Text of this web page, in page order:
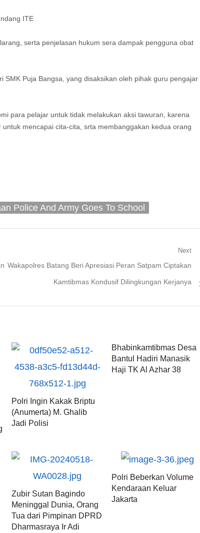
ITE
serta penjelasan hukum sera dampak pengguna obat
Puja Bangsa, yang disaksikan oleh pihak guru pengajar
para pelajar untuk tidak melakukan aksi tawuran, karena
mencapai cita-cita, srta membanggakan kedua orang
Police And Army Goes To School
Next
Next
Wakapolres Batang Beri Apresiasi Peran Satpam Ciptakan
Kamtibmas Kondusif Dilingkungan Kerjanya
Polri Ingin Kakak Briptu
(Anumerta) M. Ghalib
Jadi Polisi
Bhabinkamtibmas Desa
Bantul Hadiri Manasik
Haji TK Al Azhar 38
Zubir Sutan Bagindo
Meninggal Dunia, Orang
Tua dari Pimpinan DPRD
Dharmasraya Ir Adi
Polri Beberkan Volume
Kendaraan Keluar
Jakarta